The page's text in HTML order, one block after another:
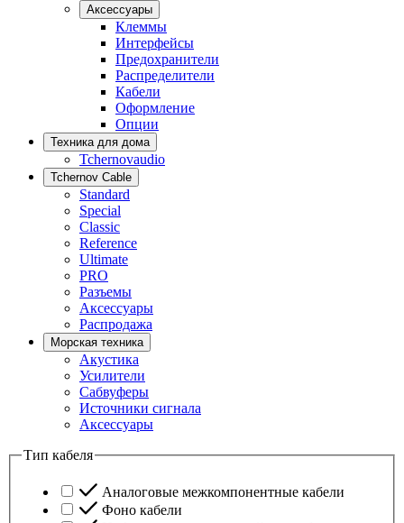
Аксессуары
Клеммы
Интерфейсы
Предохранители
Распределители
Кабели
Оформление
Опции
Техника для дома
Tchernovaudio
Tchernov Cable
Standard
Special
Classic
Reference
Ultimate
PRO
Разъемы
Аксессуары
Распродажа
Морская техника
Акустика
Усилители
Сабвуферы
Источники сигнала
Аксессуары
Тип кабеля
Аналоговые межкомпонентные кабели
Фоно кабели